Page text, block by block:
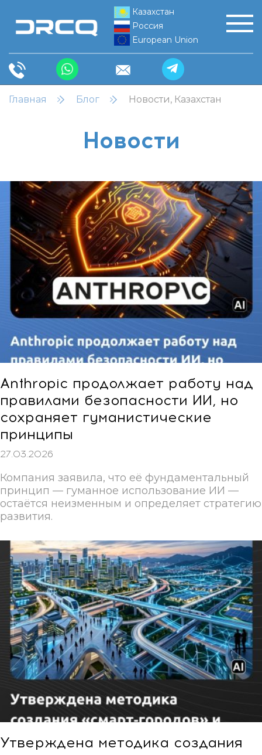
Казахстан
Россия
European Union
Главная Блог Новости, Казахстан
Новости
Anthropic продолжает работу над
правилами безопасности ИИ, но
сохраняет гуманистические
принципы
27.03.2026
Компания заявила, что её фундаментальный
принцип — гуманное использование ИИ —
остаётся неизменным и определяет стратегию
развития.
Утверждена методика создания